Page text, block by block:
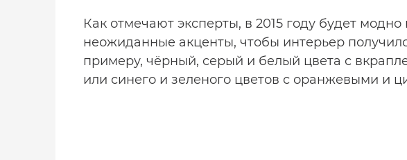
Как отмечают эксперты, в 2015 году будет
неожиданные акценты, чтобы интерьер
примеру, чёрный, серый и белый цвета с
или синего и зеленого цветов с оранжевыми и